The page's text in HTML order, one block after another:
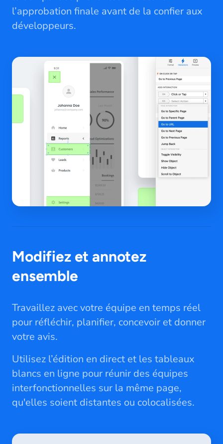
l’approbation finale avant de la confier aux
développeurs.
Modifiez et annotez
ensemble
Travaillez avec votre équipe en temps réel
pour réfléchir, planifier, concevoir et donner
votre avis.
Utilisez l’édition en direct et les tableaux
blancs en ligne pour réunir des équipes
interfonctionnelles sur la même page,
qu'elles soient distantes ou colocalisées.